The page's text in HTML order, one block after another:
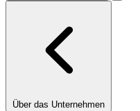
Über das Unternehmen